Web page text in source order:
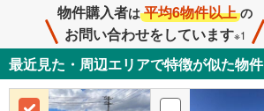
物件購入者は 平均6物件以上 の
お問い合わせをしています※1
最近見た・周辺エリアで特徴が似た物件